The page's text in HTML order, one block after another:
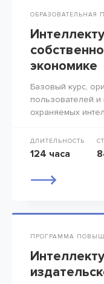
ОБРАЗОВАТЕЛЬНАЯ
экономике
Базовый курс,
пользователей и
охраняемых
ДЛИТЕЛЬНОСТЬ
124 часа
ПРОГРАММА